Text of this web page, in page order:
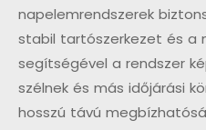
napelemrendszerek
stabil tartószerkezet és a
segítségével a rendszer
szélnek és más időjárási
hosszú távú